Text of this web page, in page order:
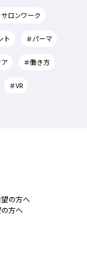
サロンワーク
ト ＃パーマ
＃働き方
＃VR
の方へ
方へ